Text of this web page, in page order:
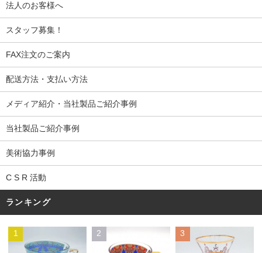
法人のお客様へ
スタッフ募集！
FAX注文のご案内
配送方法・支払い方法
メディア紹介・当社製品ご紹介事例
当社製品ご紹介事例
美術協力事例
C S R 活動
ランキング
1 2 3